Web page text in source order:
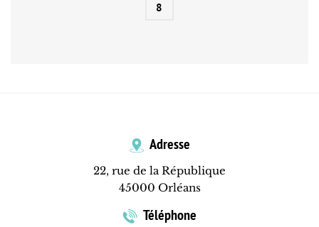
8
Adresse
22, rue de la République
45000 Orléans
Téléphone